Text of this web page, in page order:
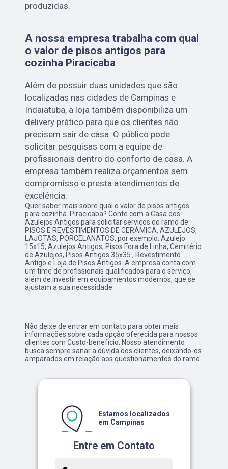
produzidas.
A nossa empresa trabalha com qual
o valor de pisos antigos para
cozinha Piracicaba
Além de possuir duas unidades que são
localizadas nas cidades de Campinas e
Indaiatuba, a loja também disponibiliza um
delivery prático para que os clientes não
precisem sair de casa. O público pode
solicitar pesquisas com a equipe de
profissionais dentro do conforto de casa. A
empresa também realiza orçamentos sem
compromisso e presta atendimentos de
excelência.
Quer saber mais sobre qual o valor de pisos antigos
para cozinha Piracicaba? Conte com a Casa dos
Azulejos Antigos para solicitar serviços do ramo de
PISOS E REVESTIMENTOS DE CERÂMICA, AZULEJOS,
LAJOTAS, PORCELANATOS, por exemplo, Azulejo
15x15, Azulejos Antigos, Pisos Fora de Linha, Cemitério
de Azulejos, Pisos Antigos 35x35 , Revestimento
Antigo e Loja de Pisos Antigos. A empresa conta com
um time de profissionais qualificados para o serviço,
além de investir em equipamentos modernos, que se
ajustam a sua necessidade.
Não deixe de entrar em contato para obter mais
informações sobre cada opção oferecida para nossos
clientes com Custo-benefício. Nosso atendimento
busca sempre sanar a dúvida dos clientes, deixando-os
amparados em relação aos questionamentos do ramo.
Entre em Contato
Estamos localizados
em Campinas